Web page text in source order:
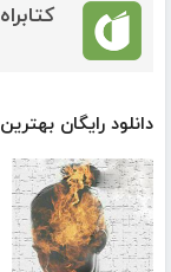
دانلود رایگان